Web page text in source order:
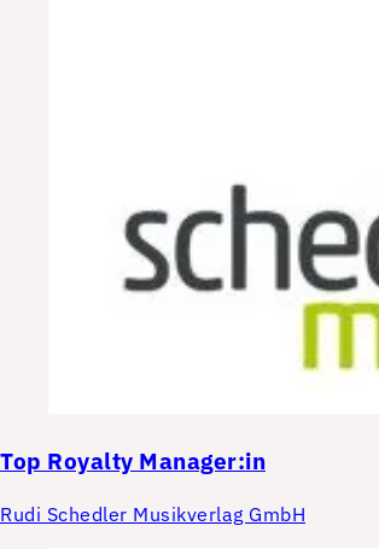
Top Royalty Manager:in
Rudi Schedler Musikverlag GmbH